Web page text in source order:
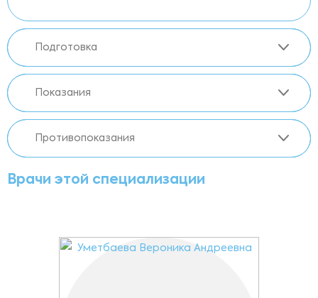
Подготовка
Показания
Противопоказания
Врачи этой специализации